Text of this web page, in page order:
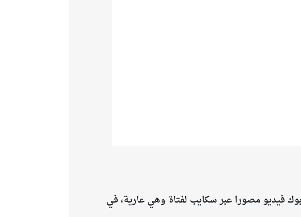
فيديو مصورا عبر سكايب لفتاة وهي عارية، في